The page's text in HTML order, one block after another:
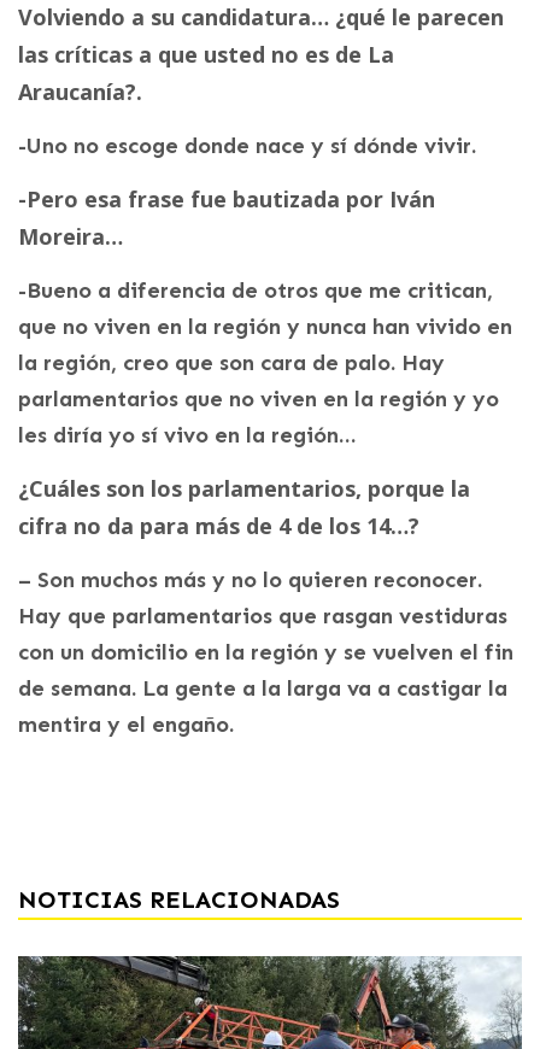
Volviendo a su candidatura… ¿qué le parecen
las críticas a que usted no es de La
Araucanía?.
-Uno no escoge donde nace y sí dónde vivir.
-Pero esa frase fue bautizada por Iván
Moreira…
-Bueno a diferencia de otros que me critican,
que no viven en la región y nunca han vivido en
la región, creo que son cara de palo. Hay
parlamentarios que no viven en la región y yo
les diría yo sí vivo en la región…
¿Cuáles son los parlamentarios, porque la
cifra no da para más de 4 de los 14…?
– Son muchos más y no lo quieren reconocer.
Hay que parlamentarios que rasgan vestiduras
con un domicilio en la región y se vuelven el fin
de semana. La gente a la larga va a castigar la
mentira y el engaño.
NOTICIAS RELACIONADAS